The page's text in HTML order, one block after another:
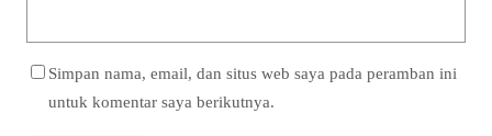
Simpan nama, email, dan situs web saya pada peramban ini
untuk komentar saya berikutnya.